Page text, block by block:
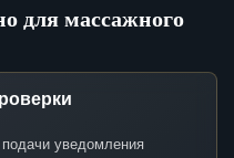
для массажного
уведомления